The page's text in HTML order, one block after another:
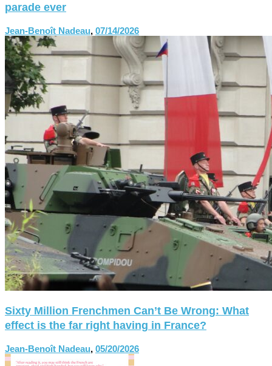
parade ever
Jean-Benoît Nadeau, 07/14/2026
Sixty Million Frenchmen Can’t Be Wrong: What
effect is the far right having in France?
Jean-Benoît Nadeau, 05/20/2026